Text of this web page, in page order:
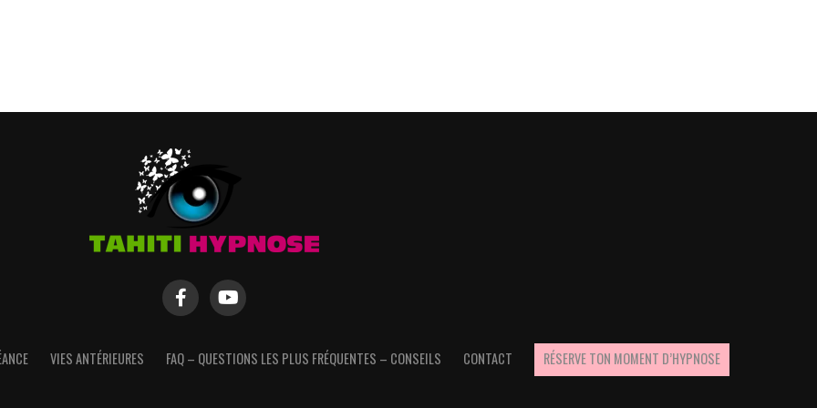
VIES ANTÉRIEURES FAQ – QUESTIONS LES PLUS FRÉQUENTES – CONSEILS CONTACT RÉSERVE TON MOMENT D’HYPNOSE